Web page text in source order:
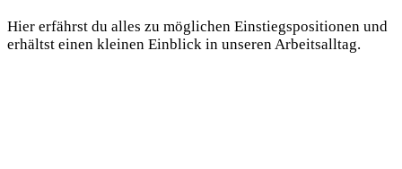
Hier erfährst du alles zu möglichen Einstiegspositionen und
erhältst einen kleinen Einblick in unseren Arbeitsalltag.